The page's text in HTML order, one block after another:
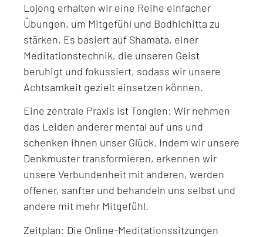
Lojong erhalten wir eine Reihe einfacher
Übungen, um Mitgefühl und Bodhichitta zu
stärken. Es basiert auf Shamata, einer
Meditationstechnik, die unseren Geist
beruhigt und fokussiert, sodass wir unsere
Achtsamkeit gezielt einsetzen können.
Eine zentrale Praxis ist Tonglen: Wir nehmen
das Leiden anderer mental auf uns und
schenken ihnen unser Glück. Indem wir unsere
Denkmuster transformieren, erkennen wir
unsere Verbundenheit mit anderen, werden
offener, sanfter und behandeln uns selbst und
andere mit mehr Mitgefühl.
Zeitplan: Die Online-Meditationssitzungen